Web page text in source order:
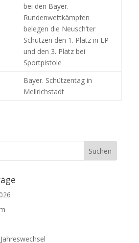
bei den Bayer.
Rundenwettkämpfen
belegen die Neusch’ter
Schützen den 1. Platz in LP
und den 3. Platz bei
Sportpistole
Bayer. Schützentag in
Mellrichstadt